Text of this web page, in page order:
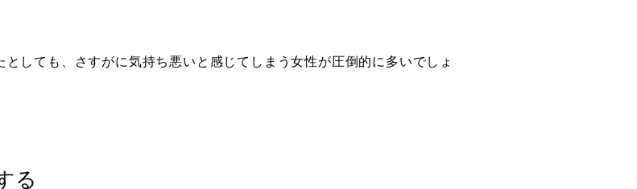
しても、さすがに気持ち悪いと感じてしまう女性が圧倒的に多いでしょ
る